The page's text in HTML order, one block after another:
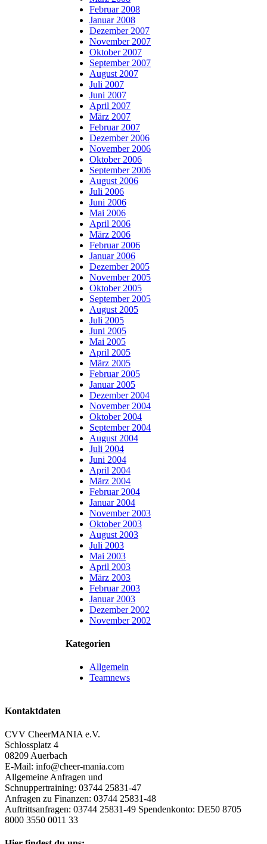
Februar 2008
Januar 2008
Dezember 2007
November 2007
Oktober 2007
September 2007
August 2007
Juli 2007
Juni 2007
April 2007
März 2007
Februar 2007
Dezember 2006
November 2006
Oktober 2006
September 2006
August 2006
Juli 2006
Juni 2006
Mai 2006
April 2006
März 2006
Februar 2006
Januar 2006
Dezember 2005
November 2005
Oktober 2005
September 2005
August 2005
Juli 2005
Juni 2005
Mai 2005
April 2005
März 2005
Februar 2005
Januar 2005
Dezember 2004
November 2004
Oktober 2004
September 2004
August 2004
Juli 2004
Juni 2004
April 2004
März 2004
Februar 2004
Januar 2004
November 2003
Oktober 2003
August 2003
Juli 2003
Mai 2003
April 2003
März 2003
Februar 2003
Januar 2003
Dezember 2002
November 2002
Kategorien
Allgemein
Teamnews
Kontaktdaten
CVV CheerMANIA e.V.
Schlossplatz 4
08209 Auerbach
E-Mail: info@cheer-mania.com
Allgemeine Anfragen und
Schnuppertraining: 03744 25831-47
Anfragen zu Finanzen: 03744 25831-48
Auftrittsanfragen: 03744 25831-49 Spendenkonto: DE50 8705
8000 3550 0011 33